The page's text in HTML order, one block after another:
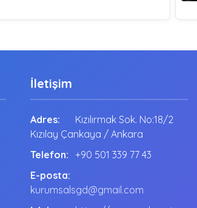
İletişim
Adres:
Kızılırmak Sok. No:18/2
Kızılay Çankaya / Ankara
Telefon:
+90 501 339 77 43
E-posta:
kurumsalsgd@gmail.com